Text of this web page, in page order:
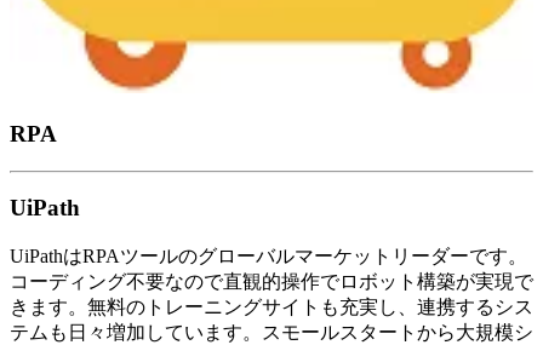
RPA
UiPath
UiPathはRPAツールのグローバルマーケットリーダーです。
コーディング不要なので直観的操作でロボット構築が実現で
きます。無料のトレーニングサイトも充実し、連携するシス
テムも日々増加しています。スモールスタートから大規模シ